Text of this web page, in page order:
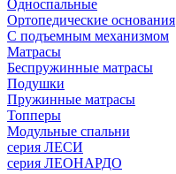
Односпальные
Ортопедические основания
С подъемным механизмом
Матрасы
Беспружинные матрасы
Подушки
Пружинные матрасы
Топперы
Модульные спальни
серия ЛЕСИ
серия ЛЕОНАРДО